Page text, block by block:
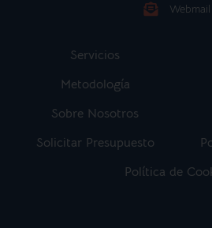
Webmail
Servicios
Metodología
Sobre Nosotros
Solicitar Presupuesto
Política de